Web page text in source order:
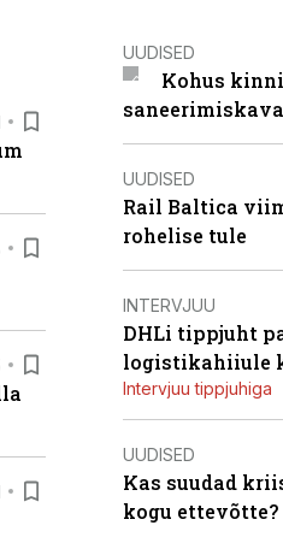
UUDISED
Kohus
UUDISED
Rail Baltica
rohelise tule
INTERVJUU
DHLi tippjuht
logistikahiiule
Intervjuu tippjuhiga
UUDISED
Kas suudad
kogu ettevõtte?